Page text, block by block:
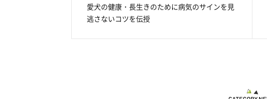
愛犬の健康・長生きのために病気のサインを見
逃さないコツを伝授